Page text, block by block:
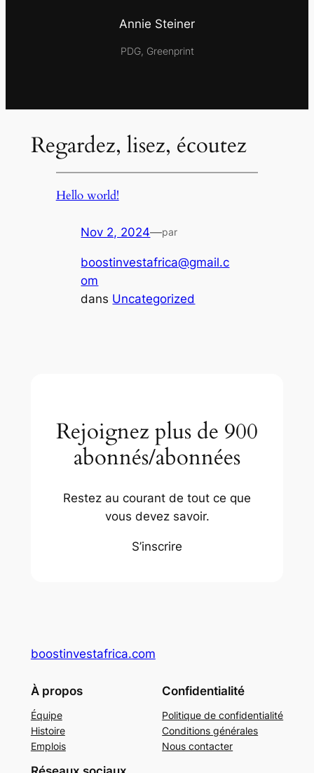
Annie Steiner
PDG, Greenprint
Regardez, lisez, écoutez
Hello world!
Nov 2, 2024—par
boostinvestafrica@gmail.c
om
dans Uncategorized
Rejoignez plus de 900
abonnés/abonnées
Restez au courant de tout ce que
vous devez savoir.
S’inscrire
boostinvestafrica.com
À propos
Équipe
Histoire
Emplois
Confidentialité
Politique de confidentialité
Conditions générales
Nous contacter